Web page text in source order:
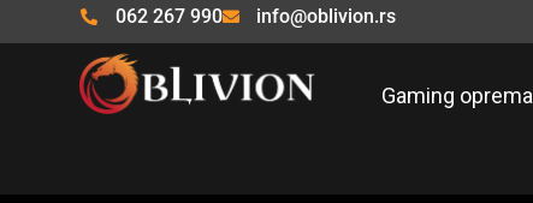
na
062 267 990 info@oblivion.rs
Gaming oprema